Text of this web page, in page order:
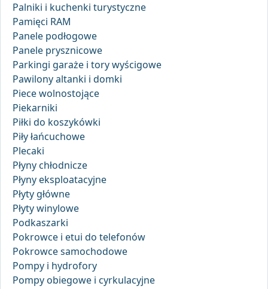
Palniki i kuchenki turystyczne
Pamięci RAM
Panele podłogowe
Panele prysznicowe
Parkingi garaże i tory wyścigowe
Pawilony altanki i domki
Piece wolnostojące
Piekarniki
Piłki do koszykówki
Piły łańcuchowe
Plecaki
Płyny chłodnicze
Płyny eksploatacyjne
Płyty główne
Płyty winylowe
Podkaszarki
Pokrowce i etui do telefonów
Pokrowce samochodowe
Pompy i hydrofory
Pompy obiegowe i cyrkulacyjne